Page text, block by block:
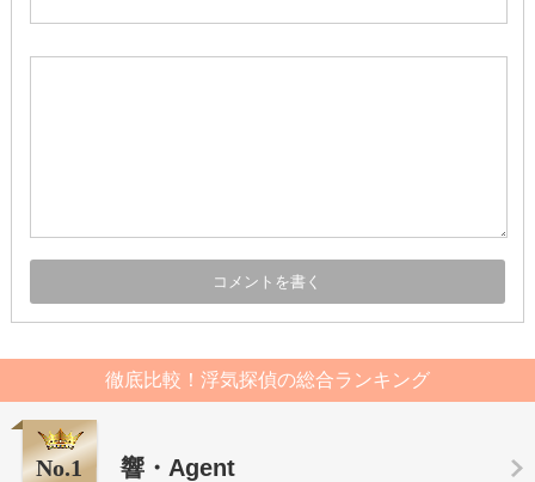
徹底比較！浮気探偵の総合ランキング
No.1 響・Agent